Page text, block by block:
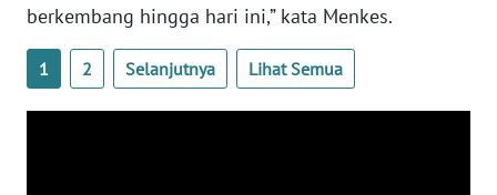
berkembang hingga hari ini,” kata Menkes.
1 2 Selanjutnya Lihat Semua
WN
PAPUA
BARAT